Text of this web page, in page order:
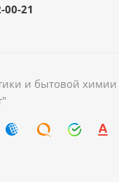
00-21
и бытовой химии